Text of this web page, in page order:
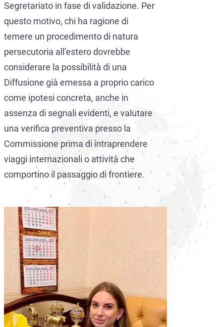
Segretariato in fase di validazione. Per
questo motivo, chi ha ragione di
temere un procedimento di natura
persecutoria all’estero dovrebbe
considerare la possibilità di una
Diffusione già emessa a proprio carico
come ipotesi concreta, anche in
assenza di segnali evidenti, e valutare
una verifica preventiva presso la
Commissione prima di intraprendere
viaggi internazionali o attività che
comportino il passaggio di frontiere.